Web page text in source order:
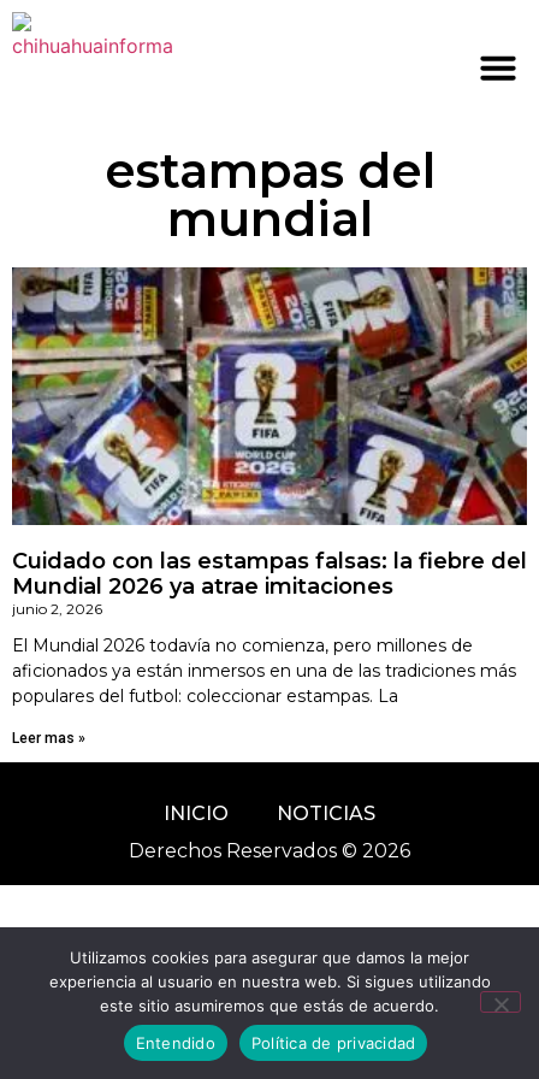
estampas del
mundial
Cuidado con las estampas falsas: la fiebre del
Mundial 2026 ya atrae imitaciones
junio 2, 2026
El Mundial 2026 todavía no comienza, pero millones de
aficionados ya están inmersos en una de las tradiciones más
populares del futbol: coleccionar estampas. La
Leer mas »
INICIO
NOTICIAS
Derechos Reservados © 2026
Utilizamos cookies para asegurar que damos la mejor
experiencia al usuario en nuestra web. Si sigues utilizando
este sitio asumiremos que estás de acuerdo.
Entendido
Política de privacidad